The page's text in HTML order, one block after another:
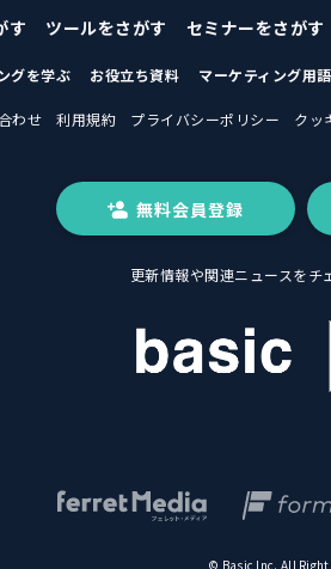
す ツールをさがす セミナーをさがす
グを学ぶ お役立ち資料 マーケティング用
わせ 利用規約 プライバシーポリシー クッ
無料会員登録
更新情報や関連ニュースをチ
© Basic Inc. All